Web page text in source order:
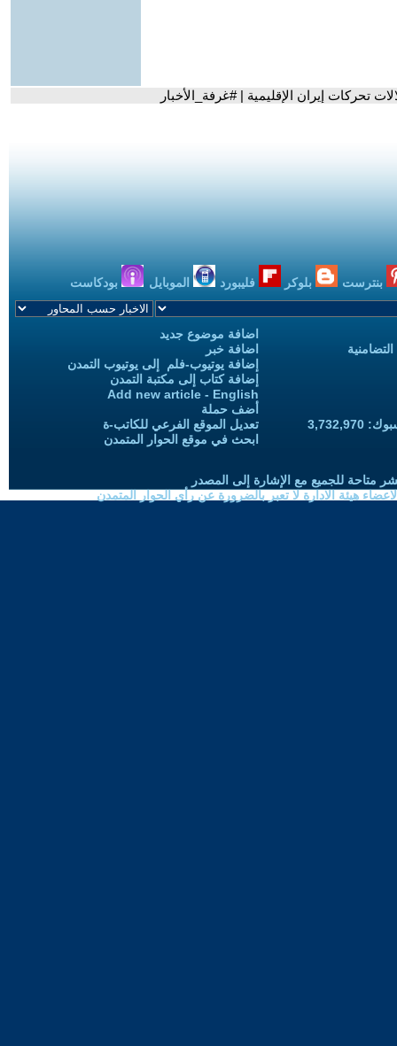
تحركات إيران الإقليمية | #غرفة_الأخبار
بنترست بلوكر فليبورد الموبايل بودكاست
اضافة موضوع جديد
اضافة خبر
إضافة يوتيوب-فلم إلى يوتيوب التمدن
إضافة كتاب إلى مكتبة التمدن
Add new article - English
أضف حملة
تعديل الموقع الفرعي للكاتب-ة
ابحث في موقع الحوار المتمدن
متاحة للجميع مع الإشارة إلى المصدر
هيئة الادارة لا تعبر بالضرورة عن رأي الحوار المتمدن